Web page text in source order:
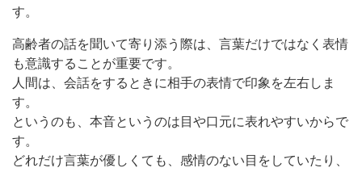
す。
高齢者の話を聞いて寄り添う際は、言葉だけではなく表情
も意識することが重要です。
人間は、会話をするときに相手の表情で印象を左右しま
す。
というのも、本音というのは目や口元に表れやすいからで
す。
どれだけ言葉が優しくても、感情のない目をしていたり、